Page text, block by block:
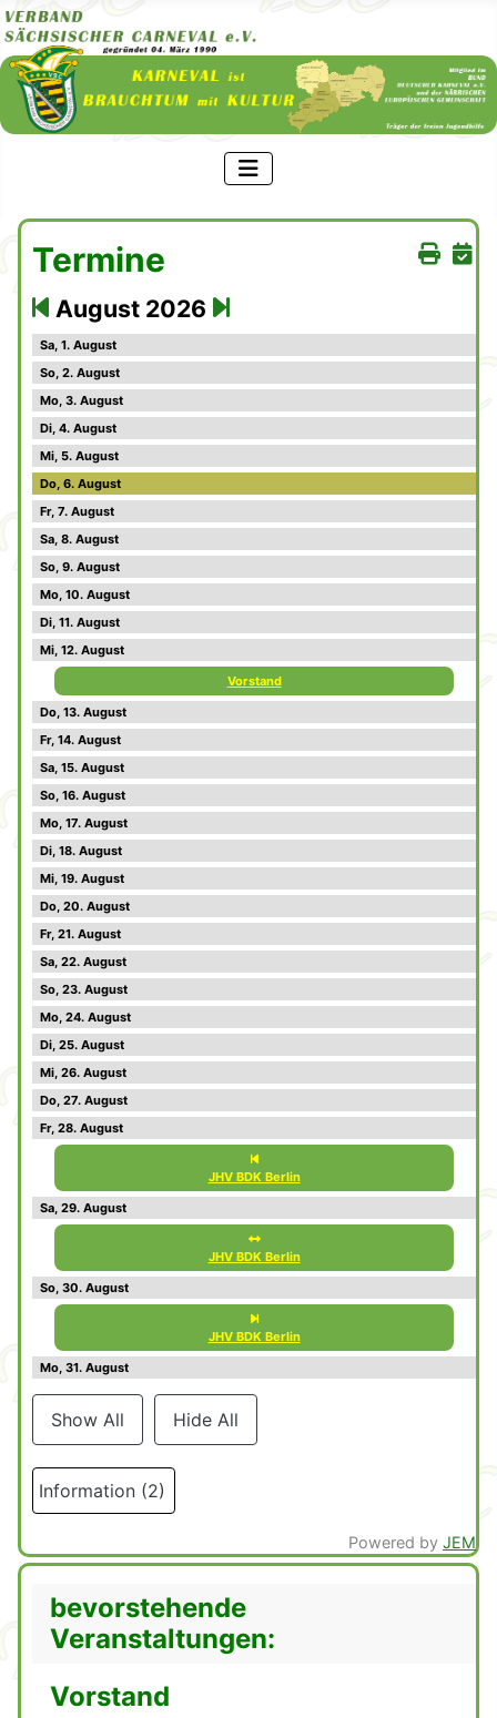
bevorstehende
Veranstaltungen:
Vorstand
Termine
August 2026
1
2
3
4
5
6
7
8
9
10
11
12
Vorstand
13
14
15
16
17
18
19
20
21
22
23
24
25
26
27
28
JHV BDK Berlin
29
JHV BDK Berlin
30
JHV BDK Berlin
31
Show All Hide All
Information (2)
Powered by JEM